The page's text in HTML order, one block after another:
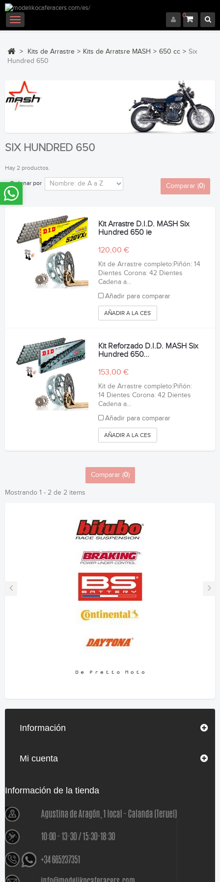
0
Navegación
Toggle
> Kits de Arrastre > Kits de Arratsre MASH > 650 cc > Six
Hundred 650
SIX HUNDRED 650
Hay 2 productos.
Ordenar por Comparar (0)
Kit Arrastre D.I.D. MASH Six
Hundred 650 ie
120,00 €
Kit de Arrastre completo:Piñón: 14
Dientes Corona: 42 Dientes
Cadena a...
Añadir para comparar
AÑADIR A LA CESTA
Kit Reforzado D.I.D. MASH Six
Hundred 650...
153,00 €
Kit de Arrastre completo:Piñón:
14 Dientes Corona: 42 Dientes
Cadena a...
Añadir para comparar
AÑADIR A LA CESTA
Comparar (0)
Mostrando 1 - 2 de 2 items
Información
Mi cuenta
Información de la tienda